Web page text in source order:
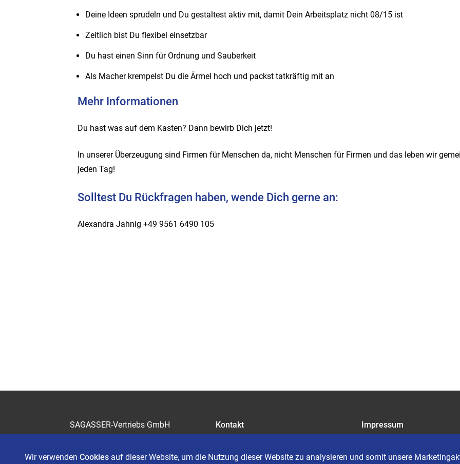
Deine Ideen sprudeln und Du gestaltest aktiv mit, damit Dein Arbeitsplatz nicht 08/15 ist
Zeitlich bist Du flexibel einsetzbar
Du hast einen Sinn für Ordnung und Sauberkeit
Als Macher krempelst Du die Ärmel hoch und packst tatkräftig mit an
Mehr Informationen
Du hast was auf dem Kasten? Dann bewirb Dich jetzt!
In unserer Überzeugung sind Firmen für Menschen da, nicht Menschen für Firmen und das leben wir
jeden Tag!
Solltest Du Rückfragen haben, wende Dich gerne an:
Alexandra Jahnig +49 9561 6490 105
SAGASSER-Vertriebs GmbH
96450 Coburg
Kontakt
Impressum
AGB
Wir verwenden Cookies auf dieser Website, um die Nutzung dieser Website zu analysieren und somit unsere